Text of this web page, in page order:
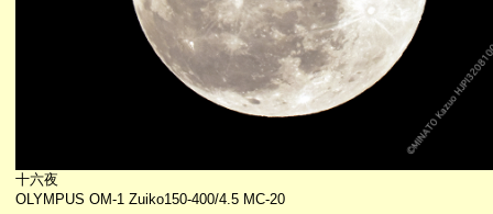
十六夜
OLYMPUS OM-1 Zuiko150-400/4.5 MC-20